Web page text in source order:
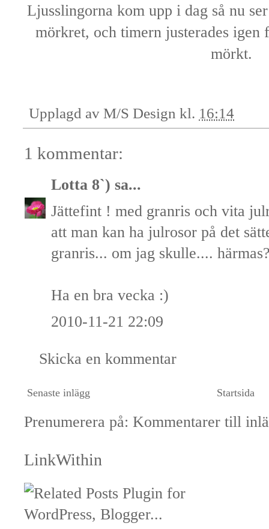
Ljusslingorna kom upp i dag så nu
mörkret, och timern justerades
mörkt.
Upplagd av M/S Design kl. 16:14
1 kommentar:
Lotta 8`) sa...
Jättefint ! med granris och vita
att man kan ha julrosor på det
granris... om jag skulle....
Ha en bra vecka :)
2010-11-21 22:09
Skicka en kommentar
Senaste inlägg Startsida
Prenumerera på: Kommentarer till
LinkWithin